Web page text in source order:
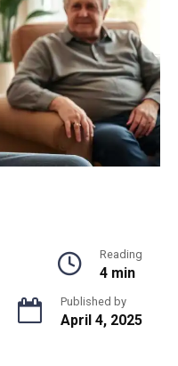
Reading
4 min
Published by
April 4, 2025